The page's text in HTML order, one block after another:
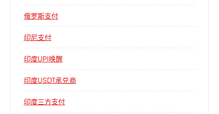
俄罗斯支付
印尼支付
印度UPI唤醒
印度USDT承兑商
印度三方支付